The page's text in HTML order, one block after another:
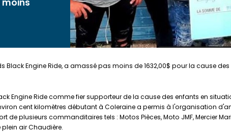
moins
Engine Ride, a amassé pas moins de 1632,00$ pour la cause
Engine Ride comme fier supporteur de la cause des enfants en
cent kilomètres débutant à Coleraine a permis à l'organisation
plusieurs commanditaires tels : Motos Pièces, Moto JMF, Mercier
air Chaudière.